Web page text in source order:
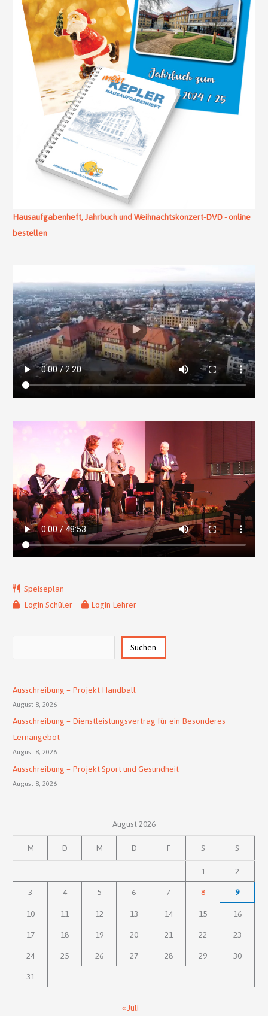
Hausaufgabenheft, Jahrbuch und Weihnachtskonzert-DVD - online
bestellen
Speiseplan
Login Schüler
Login Lehrer
Suchen
Ausschreibung – Projekt Handball
August 8, 2026
Ausschreibung – Dienstleistungsvertrag für ein Besonderes
Lernangebot
August 8, 2026
Ausschreibung – Projekt Sport und Gesundheit
August 8, 2026
August 2026
M D M D F S S
1 2
3 4 5 6 7 8 9
10 11 12 13 14 15 16
17 18 19 20 21 22 23
24 25 26 27 28 29 30
31
« Juli